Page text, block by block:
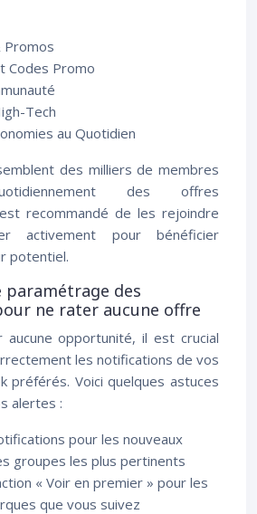
Promos
Codes Promo
Tech
au Quotidien
des milliers de membres
des offres
recommandé de les rejoindre
activement pour bénéficier
potentiel.
paramétrage des
ne rater aucune offre
aucune opportunité, il est crucial
les notifications de vos
préférés. Voici quelques astuces
alertes :
pour les nouveaux
groupes les plus pertinents
« Voir en premier » pour les
que vous suivez